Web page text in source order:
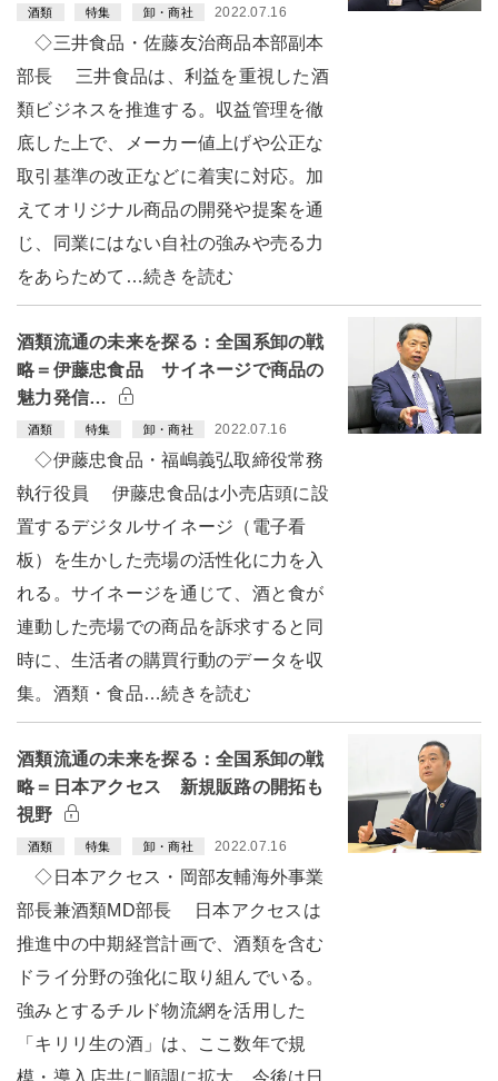
酒類 特集 卸・商社 2022.07.16
◇三井食品・佐藤友治商品本部副本
部長 三井食品は、利益を重視した酒
類ビジネスを推進する。収益管理を徹
底した上で、メーカー値上げや公正な
取引基準の改正などに着実に対応。加
えてオリジナル商品の開発や提案を通
じ、同業にはない自社の強みや売る力
をあらためて…続きを読む
酒類流通の未来を探る：全国系卸の戦
略＝伊藤忠食品 サイネージで商品の
魅力発信…
酒類 特集 卸・商社 2022.07.16
◇伊藤忠食品・福嶋義弘取締役常務
執行役員 伊藤忠食品は小売店頭に設
置するデジタルサイネージ（電子看
板）を生かした売場の活性化に力を入
れる。サイネージを通じて、酒と食が
連動した売場での商品を訴求すると同
時に、生活者の購買行動のデータを収
集。酒類・食品…続きを読む
酒類流通の未来を探る：全国系卸の戦
略＝日本アクセス 新規販路の開拓も
視野
酒類 特集 卸・商社 2022.07.16
◇日本アクセス・岡部友輔海外事業
部長兼酒類MD部長 日本アクセスは
推進中の中期経営計画で、酒類を含む
ドライ分野の強化に取り組んでいる。
強みとするチルド物流網を活用した
「キリリ生の酒」は、ここ数年で規
模・導入店共に順調に拡大。今後は日